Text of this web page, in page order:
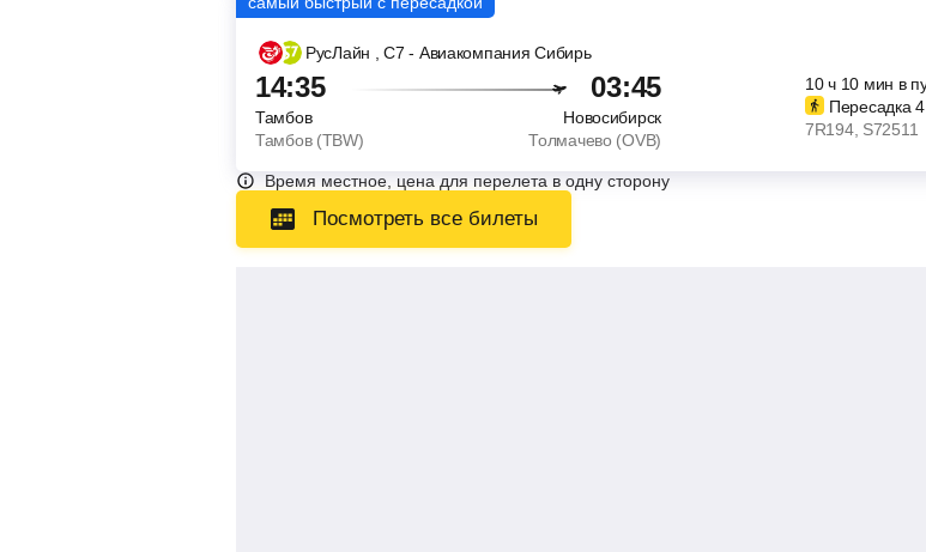
РусЛайн , С7 - Авиакомпания Сибирь
14:35 03:45
Тамбов
Новосибирск
Тамбов (TBW)
Толмачево (OVB)
10ч10 мин в
Пересадка 4
7R194, S72511
Время местное, цена для перелета в одну сторону
Посмотреть все билеты